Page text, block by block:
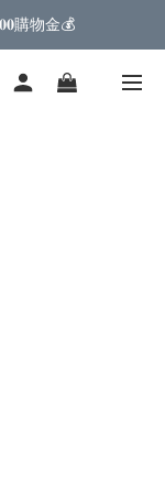
購物金💰